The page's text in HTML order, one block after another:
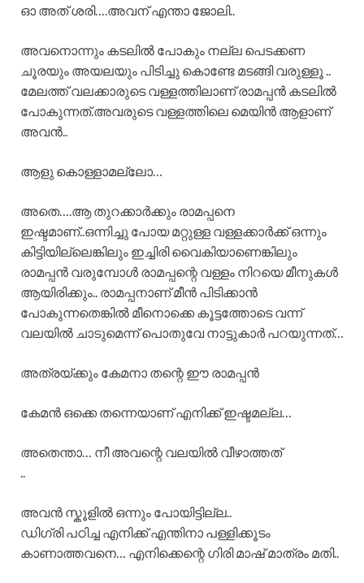
ഓ അത് ശരി….അവന് എന്താ ജോലി..
അവനൊന്നും കടലിൽ പോകും നല്ല പെടക്കണ
ചൂരയും അയലയും പിടിച്ചു കൊണ്ടേ മടങ്ങി വരുള്ളൂ ..
മേലത്ത് വലക്കാരുടെ വള്ളത്തിലാണ് രാമപ്പൻ കടലിൽ
പോകുന്നത്.അവരുടെ വള്ളത്തിലെ മെയിൻ ആളാണ്
അവൻ..
ആളു കൊള്ളാമല്ലോ…
അതെ….ആ തുറക്കാർക്കും രാമപ്പനെ
ഇഷ്ടമാണ്..ഒന്നിച്ചു പോയ മറ്റുള്ള വള്ളക്കാർക്ക് ഒന്നും
കിട്ടിയില്ലെങ്കിലും ഇച്ചിരി വൈകിയാണെങ്കിലും
രാമപ്പൻ വരുമ്പോൾ രാമപ്പന്റെ വള്ളം നിറയെ മീനുകൾ
ആയിരിക്കും.. രാമപ്പനാണ് മീൻ പിടിക്കാൻ
പോകുന്നതെങ്കിൽ മീനൊക്കെ കൂട്ടത്തോടെ വന്ന്
വലയിൽ ചാടുമെന്ന് പൊതുവേ നാട്ടുകാർ പറയുന്നത്…
അത്രയ്ക്കും കേമനാ തന്റെ ഈ രാമപ്പൻ
കേമൻ ഒക്കെ തന്നെയാണ് എനിക്ക് ഇഷ്ടമല്ല…
അതെന്താ… നീ അവന്റെ വലയിൽ വീഴാത്തത്
..
അവൻ സ്കൂളിൽ ഒന്നും പോയിട്ടില്ല..
ഡിഗ്രി പഠിച്ച എനിക്ക് എന്തിനാ പള്ളിക്കൂടം
കാണാത്തവനെ… എനിക്കെന്റെ ഗിരി മാഷ് മാത്രം മതി..